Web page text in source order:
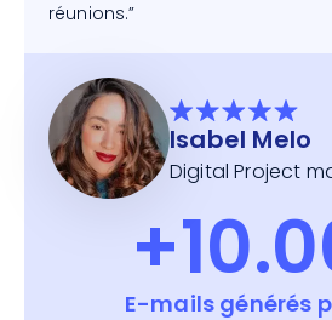
réunions.”
Isabel Melo
Digital Project
E-mails générés